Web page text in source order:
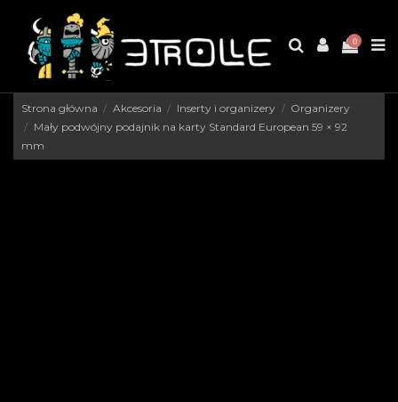
0
Strona główna Akcesoria Inserty i organizery
Organizery
Mały podwójny podajnik na karty Standard European 59 × 92
mm